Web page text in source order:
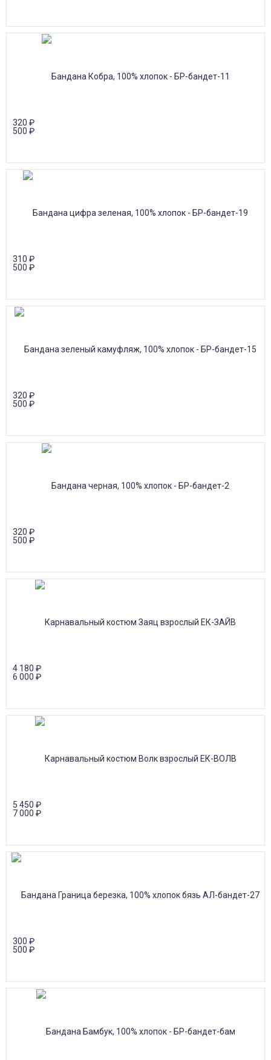
320 ₽
500 ₽
310 ₽
500 ₽
320 ₽
500 ₽
320 ₽
500 ₽
4 180 ₽
6 000 ₽
5 450 ₽
7 000 ₽
300 ₽
500 ₽